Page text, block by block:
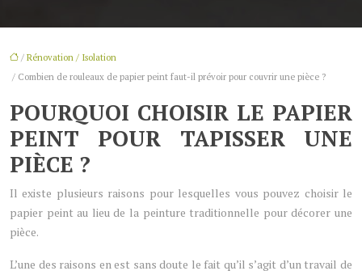
/ Rénovation / Isolation
/ Combien de rouleaux de papier peint faut-il prévoir pour couvrir une pièce ?
POURQUOI CHOISIR LE PAPIER
PEINT POUR TAPISSER UNE
PIÈCE ?
Il existe plusieurs raisons pour lesquelles vous pouvez choisir le
papier peint au lieu de la peinture traditionnelle pour décorer une
pièce.
L’une des raisons en est sans doute le fait qu’il s’agit d’un travail de